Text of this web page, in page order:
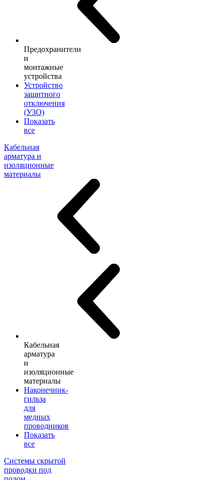
Предохранители
и
монтажные
устройства
Устройство
защитного
отключения
(УЗО)
Показать
все
Кабельная
арматура и
изоляционные
материалы
Кабельная
арматура
и
изоляционные
материалы
Наконечник-
гильза
для
медных
проводников
Показать
все
Системы скрытой
проводки под